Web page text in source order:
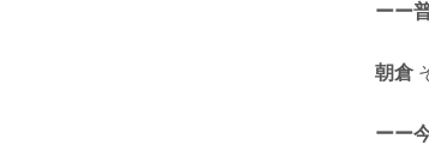
ーー
朝倉
ーー